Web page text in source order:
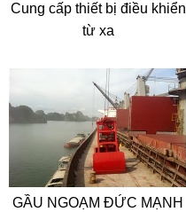
Cung cấp thiết bị điều khiển
từ xa
GẦU NGOẠM ĐỨC MẠNH